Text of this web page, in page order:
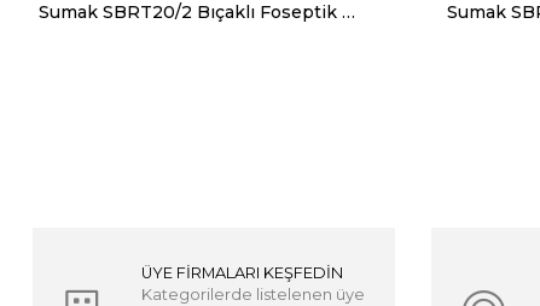
Sumak SBRT20/2 Bıçaklı Foseptik Dalgıç Pompa Trifaze (380V) 2.2 Hp
ÜYE FİRMALARI KEŞFEDİN
Kategorilerde listelenen üye